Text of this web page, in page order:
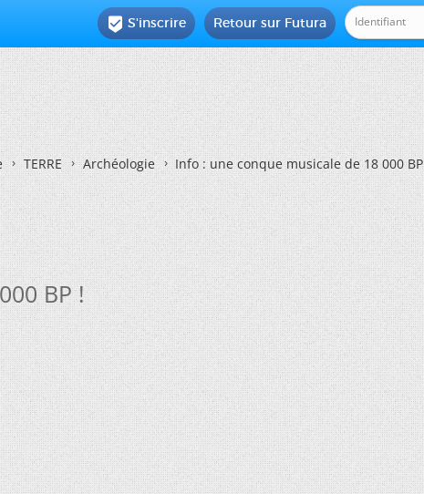
Retour sur Futura
 S'inscrire
TERRE Archéologie Info : une conque musicale de 18 000
BP !